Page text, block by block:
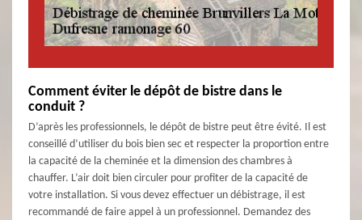
Comment éviter le dépôt de bistre dans le
conduit ?
D’après les professionnels, le dépôt de bistre peut être évité. Il est
conseillé d’utiliser du bois bien sec et respecter la proportion entre
la capacité de la cheminée et la dimension des chambres à
chauffer. L’air doit bien circuler pour profiter de la capacité de
votre installation. Si vous devez effectuer un débistrage, il est
recommandé de faire appel à un professionnel. Demandez des